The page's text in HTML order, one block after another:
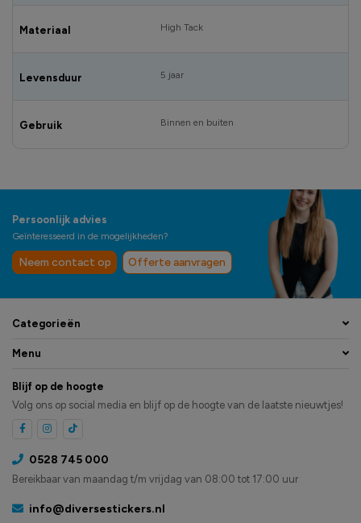
Materiaal High Tack
Levensduur 5 jaar
Gebruik Binnen en buiten
Persoonlijk advies
Geïnteresseerd in de mogelijkheden?
Neem contact op Offerte aanvragen
Categorieën
Menu
Blijf op de hoogte
Volg ons op social media en blijf op de hoogte van de laatste nieuwtjes!
0528 745 000
Bereikbaar van maandag t/m vrijdag van 08:00 tot 17:00 uur
info@diversestickers.nl